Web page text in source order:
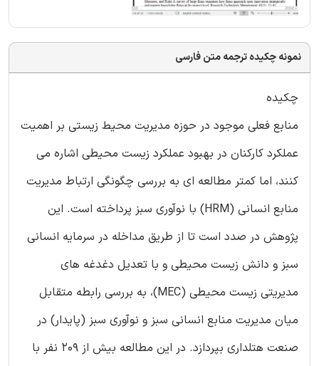
نمونه چکیده ترجمه متن فارسی
چکیده
منابع فعلی موجود در حوزه مدیریت محیط زیستی بر اهمیت
عملکرد کارکنان در بهبود عملکرد زیست محیطی اشاره می
کنند، اما کمتر مطالعه ای به بررسی چگونگی ارتباط مدیریت
منابع انسانی (HRM) با نوآوری سبز پرداخته است. این
پژوهش در صدد است تا از طریق مداخله در سرمایه انسانی
سبز و دانش زیست محیطی و با تعدیل دغدغه های
مدیریتی زیست محیطی (MEC)، به بررسی رابطه متقابل
میان مدیریت منابع انسانی سبز و نوآوری سبز (پایدار) در
صنعت هتلداری بپردازد. در این مطالعه بیش از 209 نفر با